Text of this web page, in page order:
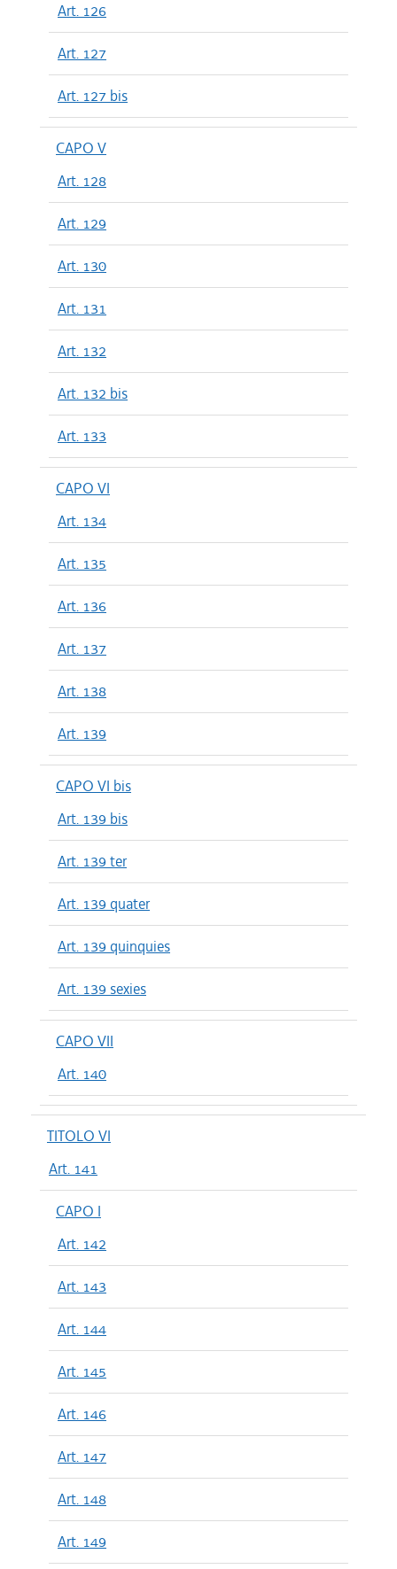
Art. 126
Art. 127
Art. 127 bis
CAPO V
Art. 128
Art. 129
Art. 130
Art. 131
Art. 132
Art. 132 bis
Art. 133
CAPO VI
Art. 134
Art. 135
Art. 136
Art. 137
Art. 138
Art. 139
CAPO VI bis
Art. 139 bis
Art. 139 ter
Art. 139 quater
Art. 139 quinquies
Art. 139 sexies
CAPO VII
Art. 140
TITOLO VI
Art. 141
CAPO I
Art. 142
Art. 143
Art. 144
Art. 145
Art. 146
Art. 147
Art. 148
Art. 149